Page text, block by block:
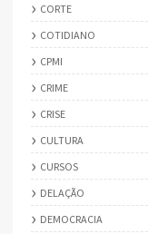
CORTE
COTIDIANO
CPMI
CRIME
CRISE
CULTURA
CURSOS
DELAÇÃO
DEMOCRACIA